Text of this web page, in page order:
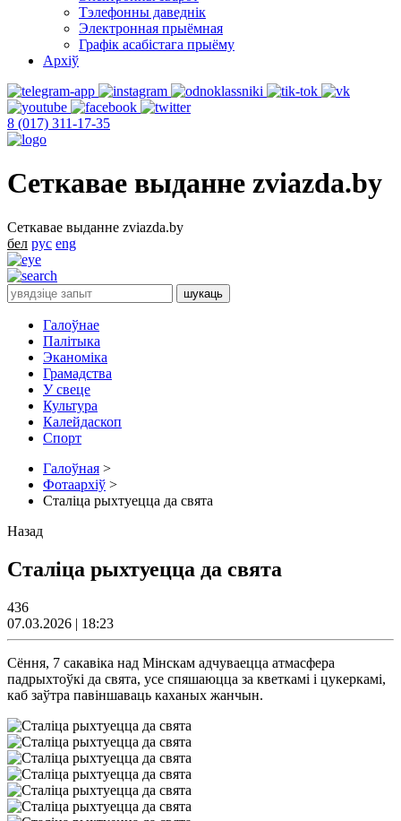
Тэлефонны даведнік
Электронная прыёмная
Графік асабістага прыёму
Архіў
8 (017) 311-17-35
Сеткавае выданне zviazda.by
Сеткавае выданне zviazda.by
бел рус eng
Галоўнае
Палітыка
Эканоміка
Грамадства
У свеце
Культура
Калейдаскоп
Спорт
Галоўная >
Фотаархіў >
Сталіца рыхтуецца да свята
Назад
Сталіца рыхтуецца да свята
436
07.03.2026 | 18:23
Сёння, 7 сакавіка над Мінскам адчуваецца атмасфера
падрыхтоўкі да свята, усе спяшаюцца за кветкамі і цукеркамі,
каб заўтра павіншаваць каханых жанчын.